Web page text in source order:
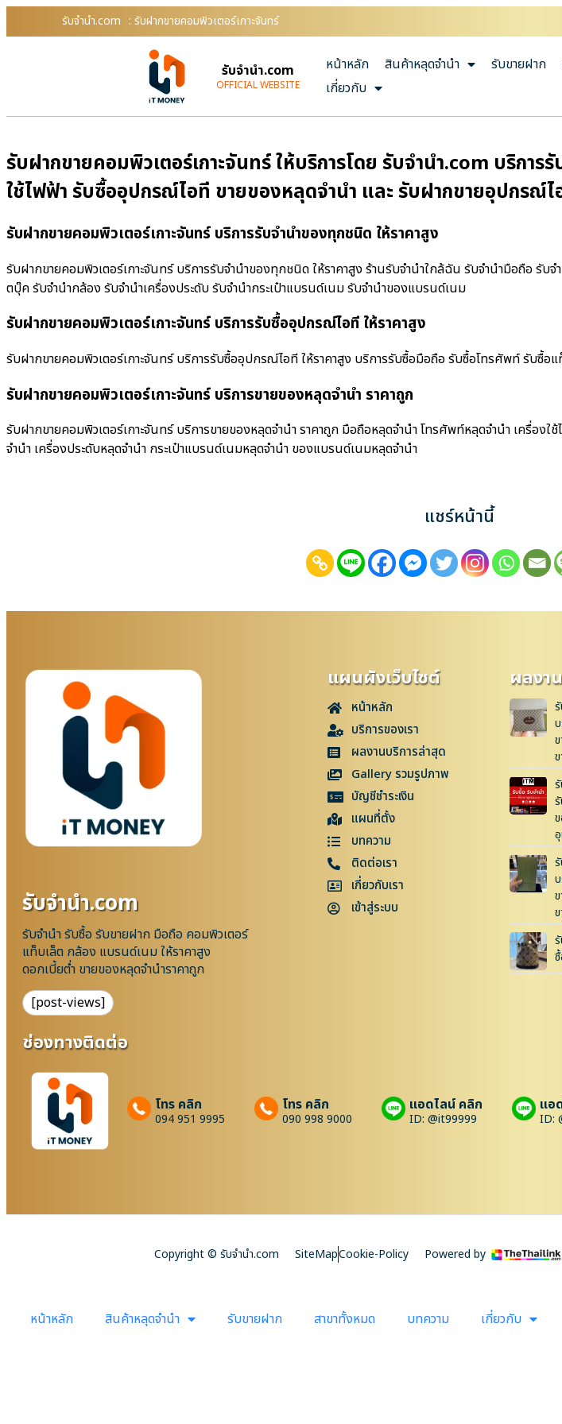
รับจํานํา.com : รับฝากขายคอมพิวเตอร์เกาะจันทร์
รับจํานํา.com
OFFICIAL WEBSITE
หน้าหลัก สินค้าหลุดจำนำ รับขายฝาก
เกี่ยวกับ
รับฝากขายคอมพิวเตอร์เกาะจันทร์ ให้บริการโดย รับจํานํา.com บริกา
ใช้ไฟฟ้า รับซื้ออุปกรณ์ไอที ขายของหลุดจำนำ และ รับฝากขายอุปกรณ์ไ
รับฝากขายคอมพิวเตอร์เกาะจันทร์ บริการรับจำนำของทุกชนิด ให้ราคาสูง
รับฝากขายคอมพิวเตอร์เกาะจันทร์ บริการรับจำนำของทุกชนิด ให้ราคาสูง ร้านรับจํานําใกล้ฉัน รับจำนำมือถือ รับ
ตบุ๊ค รับจำนำกล้อง รับจำนำเครื่องประดับ รับจำนำกระเป๋าแบรนด์เนม รับจำนำของแบรนด์เนม
รับฝากขายคอมพิวเตอร์เกาะจันทร์ บริการรับซื้ออุปกรณ์ไอที ให้ราคาสูง
รับฝากขายคอมพิวเตอร์เกาะจันทร์ บริการรับซื้ออุปกรณ์ไอที ให้ราคาสูง บริการรับซื้อมือถือ รับซื้อโทรศัพท์ รับซื้
รับฝากขายคอมพิวเตอร์เกาะจันทร์ บริการขายของหลุดจำนำ ราคาถูก
รับฝากขายคอมพิวเตอร์เกาะจันทร์ บริการขายของหลุดจำนำ ราคาถูก มือถือหลุดจำนำ โทรศัพท์หลุดจำนำ เครื่อ
จำนำ เครื่องประดับหลุดจำนำ กระเป๋าแบรนด์เนมหลุดจำนำ ของแบรนด์เนมหลุดจำนำ
แชร์หน้านี้
รับจํานํา.com
รับจำนำ รับซื้อ รับขายฝาก มือถือ คอมพิวเตอร์
แท็บเล็ต กล้อง แบรนด์เนม ให้ราคาสูง
ดอกเบี้ยต่ำ ขายของหลุดจำนำราคาถูก
[post-views]
แผนผังเว็บไซต์
หน้าหลัก
บริการของเรา
ผลงานบริการล่าสุด
Gallery รวมรูปภาพ
บัญชีชำระเงิน
แผนที่ตั้ง
บทความ
ติดต่อเรา
เกี่ยวกับเรา
เข้าสู่ระบบ
ผลงา
ช่องทางติดต่อ
โทร คลิก
094 951 9995
โทร คลิก
090 998 9000
แอดไลน์ คลิก
ID: @it99999
แอ
ID:
Copyright © รับจํานํา.com SiteMapCookie-Policy Powered by
หน้าหลัก สินค้าหลุดจำนำ รับขายฝาก สาขาทั้งหมด บทความ เกี่ยวกับ